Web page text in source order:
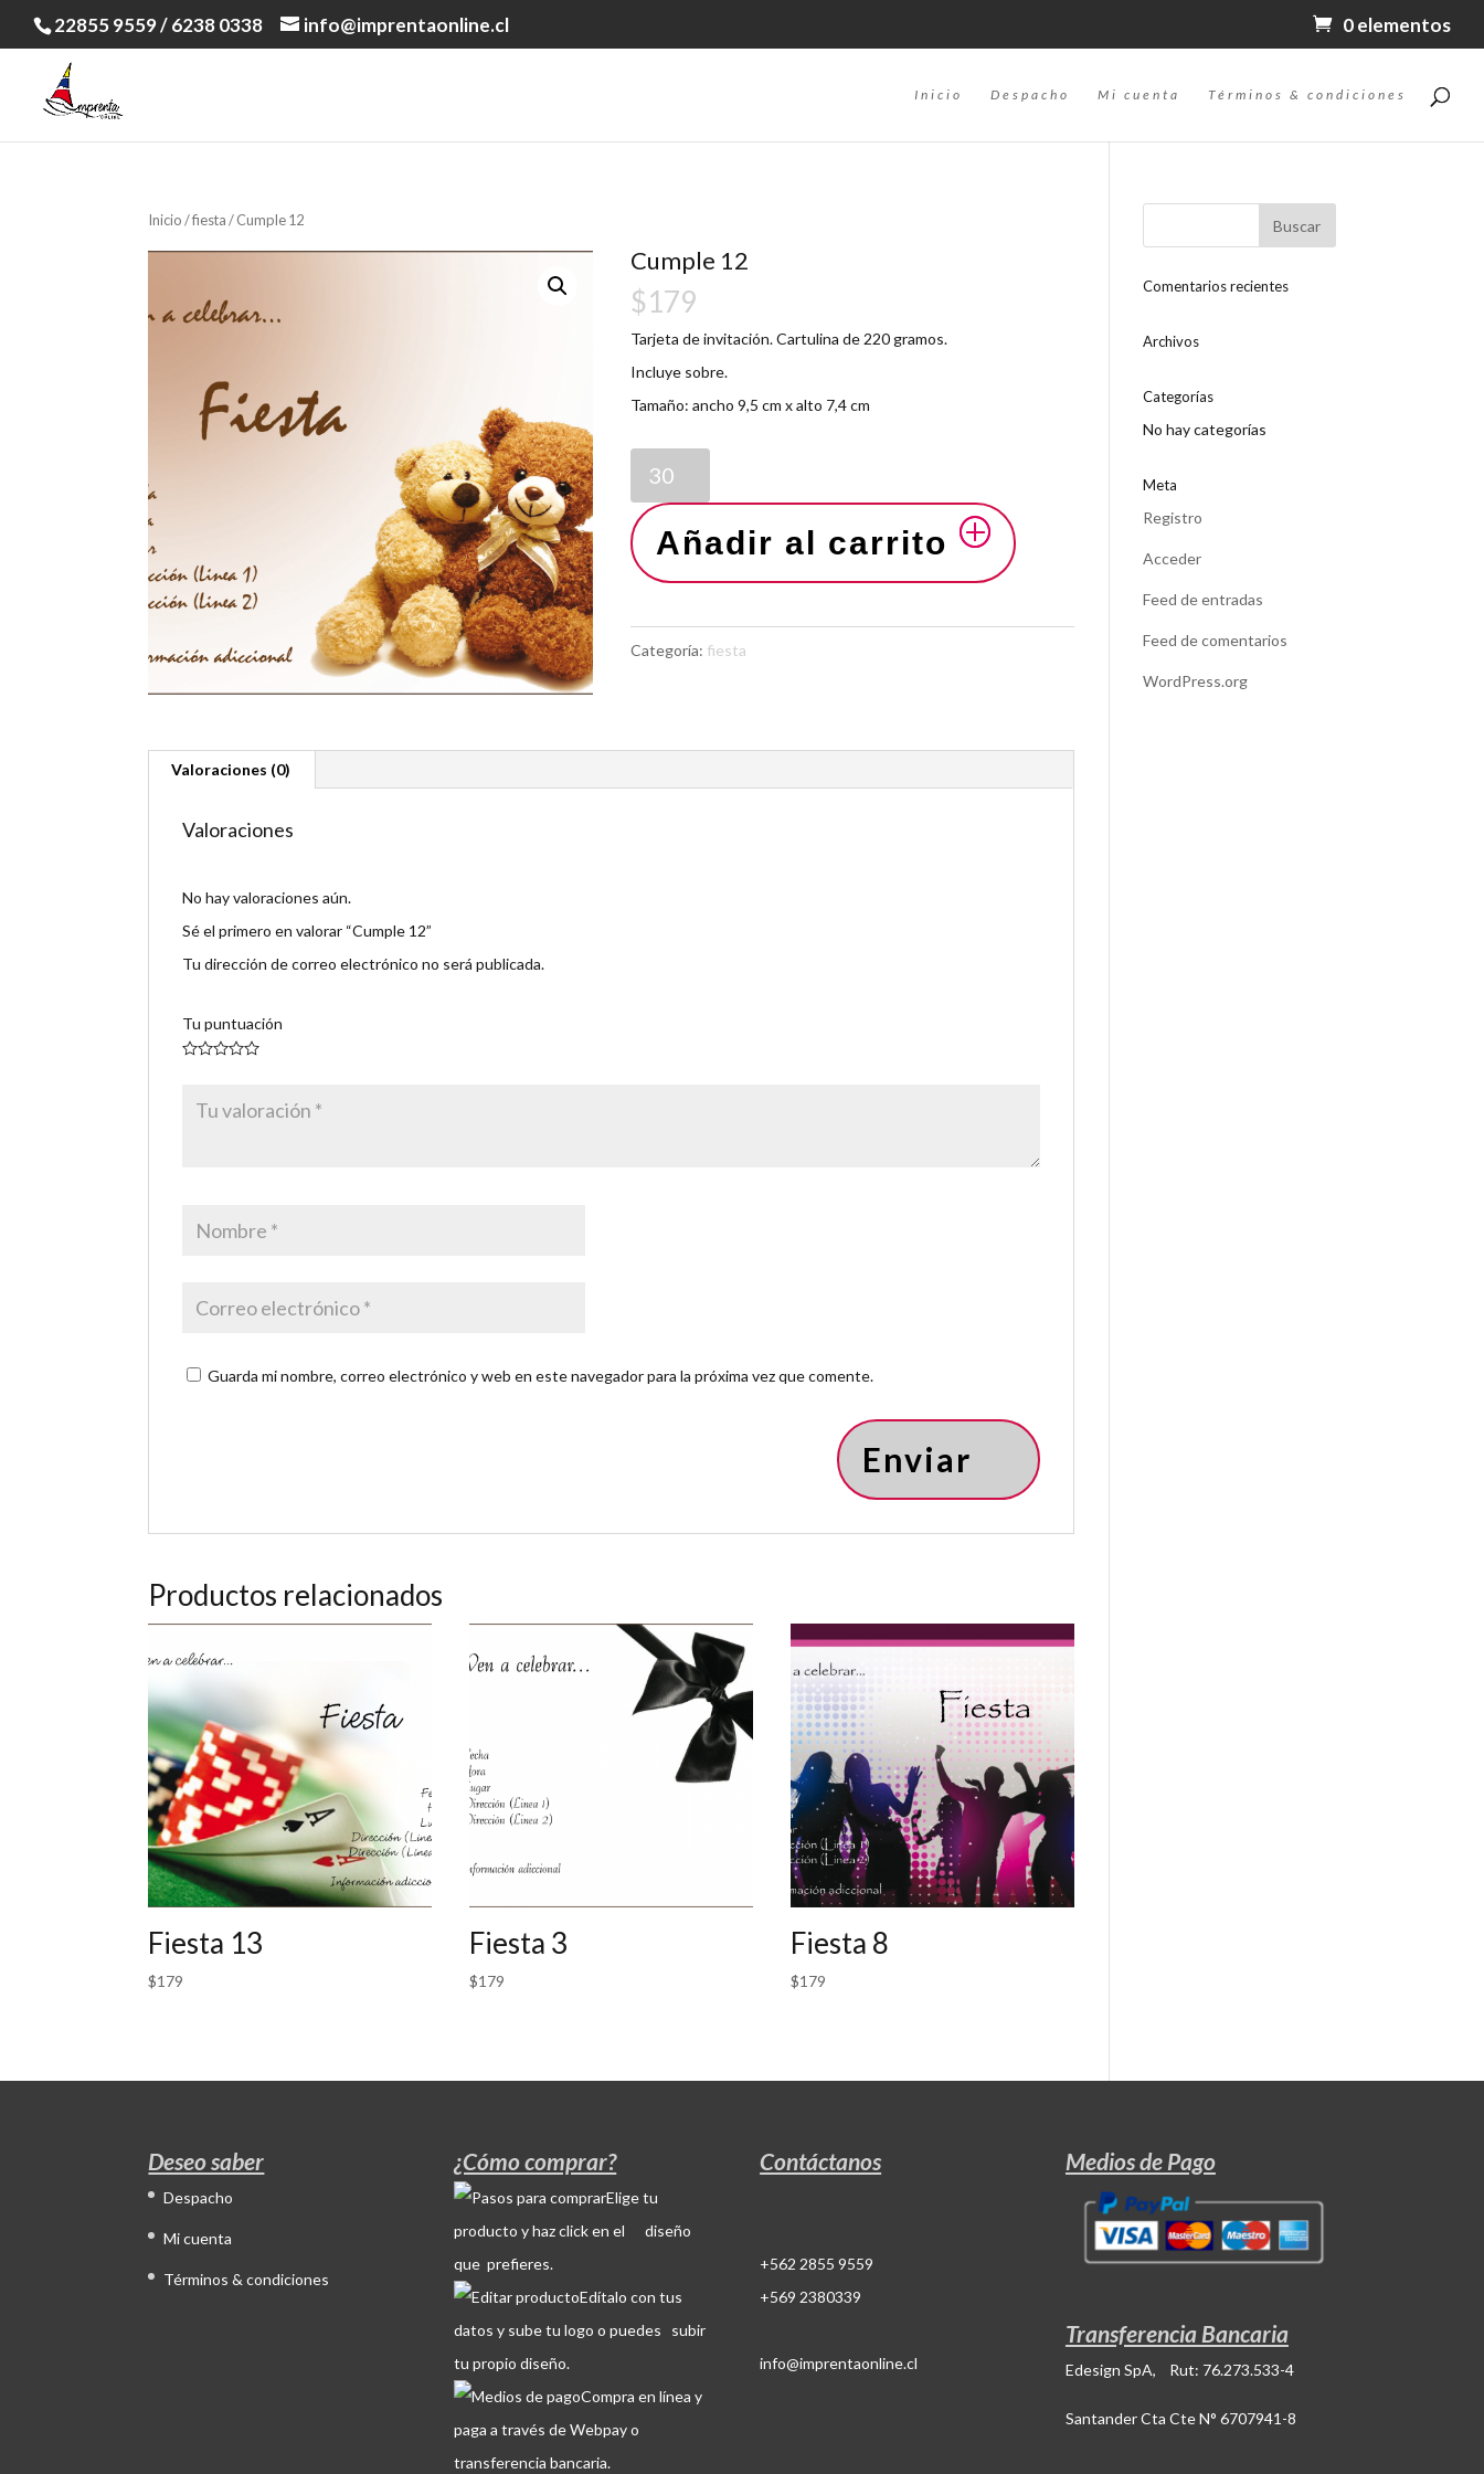
22855 9559 / 6238 0338 info@imprentaonline.cl 0 elementos
Inicio Despacho Mi cuenta Términos & condiciones
Inicio/fiesta/ Cumple 12
Cumple 12
$179
Tarjeta de invitación. Cartulina de 220 gramos.
Incluye sobre.
Tamaño: ancho 9,5 cm x alto 7,4 cm
Añadir al carrito
Categoría: fiesta
Valoraciones (0)
Valoraciones
No hay valoraciones aún.
Sé el primero en valorar “Cumple 12”
Tu dirección de correo electrónico no será publicada.
Tu puntuación
Guarda mi nombre, correo electrónico y web en este navegador para la próxima vez que comente.
Productos relacionados
Fiesta 13
$179
Fiesta 3
$179
Fiesta 8
$179
Comentarios recientes
Archivos
Categorías
No hay categorías
Meta
Registro
Acceder
Feed de entradas
Feed de comentarios
WordPress.org
Deseo saber
Despacho
Mi cuenta
Términos & condiciones
¿Cómo comprar?
Elige tu
producto y haz click en el diseño
que prefieres.
Edítalo con tus
datos y sube tu logo o puedes subir
tu propio diseño.
Compra en línea y
paga a través de Webpay o
transferencia bancaria.
Contáctanos
+562 2855 9559
+569 2380339
info@imprentaonline.cl
Medios de Pago
Transferencia Bancaria
Edesign SpA, Rut: 76.273.533-4
Santander Cta Cte N° 6707941-8